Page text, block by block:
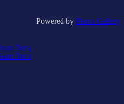
Powered by Phoca Gallery